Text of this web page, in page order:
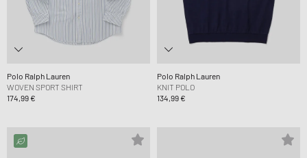
Polo Ralph Lauren
WOVEN SPORT SHIRT
174,99 €
Polo Ralph Lauren
KNIT POLO
134,99 €